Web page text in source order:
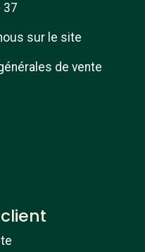
37
sur le site
de vente